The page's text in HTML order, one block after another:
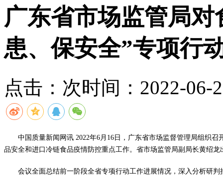
广东省市场监管局
患、保安全”专项行
点击： 次时间：2022-06-
中国质量新闻网讯 2022年6月16日，广东省市场监督管理局组织
品安全和进口冷链食品疫情防控重点工作。省市场监管局副局长黄绍龙
会议全面总结前一阶段全省专项行动工作进展情况，深入分析研